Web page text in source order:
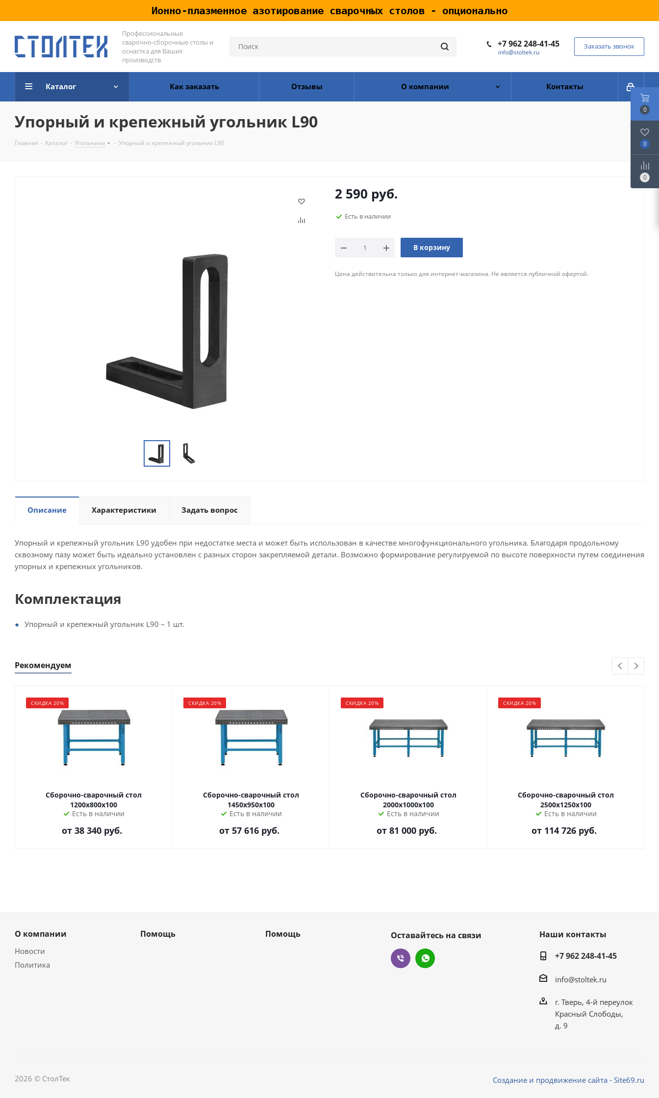
Ионно-плазменное азотирование сварочных столов - опционально
Профессиональные
сварочно-сборочные столы и
оснастка для Ваших
производств
+7 962 248-41-45
info@stoltek.ru
Заказать звонок
Каталог Как заказать Отзывы О компании Контакты
Упорный и крепежный угольник L90
Главная - Каталог - Угольники - Упорный и крепежный угольник L90
2 590 руб.
Есть в наличии
В корзину
Цена действительна только для интернет-магазина. Не является публичной офертой.
Описание Характеристики Задать вопрос
Упорный и крепежный угольник L90 удобен при недостатке места и может быть использован в качестве многофункционального угольника. Благодаря продольному
сквозному пазу может быть идеально установлен с разных сторон закрепляемой детали. Возможно формирование регулируемой по высоте поверхности путем соединения
упорных и крепежных угольников.
Комплектация
Упорный и крепежный угольник L90 – 1 шт.
Рекомендуем
СКИДКА 20%
Сборочно-сварочный стол
1200х800х100
Есть в наличии
от 38 340 руб.
СКИДКА 20%
Сборочно-сварочный стол
1450х950х100
Есть в наличии
от 57 616 руб.
СКИДКА 20%
Сборочно-сварочный стол
2000х1000х100
Есть в наличии
от 81 000 руб.
СКИДКА 20%
Сборочно-сварочный стол
2500х1250х100
Есть в наличии
от 114 726 руб.
О компании
Новости
Политика
Помощь Помощь Оставайтесь на связи
Наши контакты
+7 962 248-41-45
info@stoltek.ru
г. Тверь, 4-й переулок
Красный Слободы,
д. 9
2026 © СтолТек Создание и продвижение сайта - Site69.ru
0
0
0